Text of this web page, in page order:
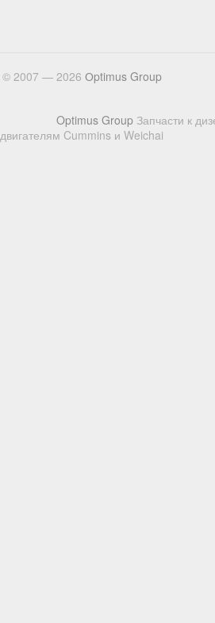
© 2007 — 2026 Оptimus Group
Optimus Group Запчасти к
двигателям Cummins и Weichai